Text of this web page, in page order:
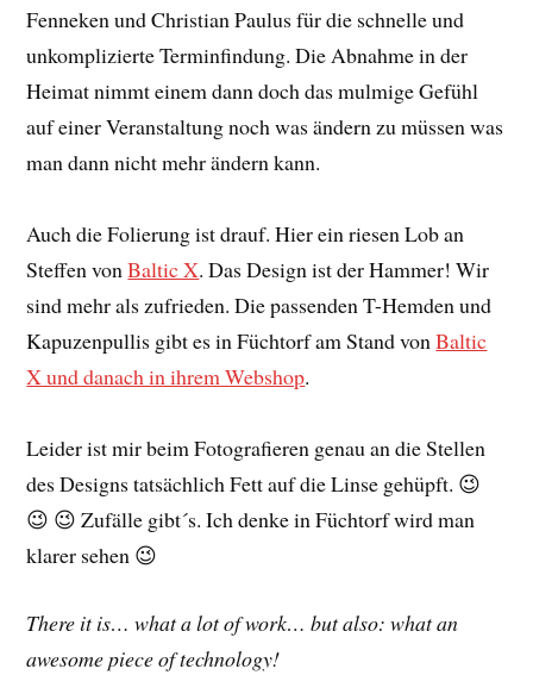
Fenneken und Christian Paulus für die schnelle und
unkomplizierte Terminfindung. Die Abnahme in der
Heimat nimmt einem dann doch das mulmige Gefühl
auf einer Veranstaltung noch was ändern zu müssen was
man dann nicht mehr ändern kann.
Auch die Folierung ist drauf. Hier ein riesen Lob an
Steffen vonBaltic X. Das Design ist der Hammer! Wir
sind mehr als zufrieden. Die passenden T-Hemden und
Kapuzenpullis gibt es in Füchtorf am Stand vonBaltic
X und danach in ihrem Webshop.
Leider ist mir beim Fotografieren genau an die Stellen
des Designs tatsächlich Fett auf die Linse gehüpft. 😉
😉 😉 Zufälle gibt´s. Ich denke in Füchtorf wird man
klarer sehen 😉
There it is… what a lot of work… but also: what an
awesome piece of technology!